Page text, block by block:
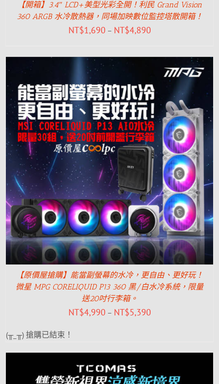
【開箱】3.4″ LCD+美型光彩全開！利民 Grand Vision
360 ARGB 水冷散熱器，同場加映數位監控塔散開箱！
NT$1,690 – NT$4,890
【原價屋搶購】能當副螢幕的水冷，更自由、更好玩！
微星 MPG CORELIQUID P13 360 黑/白水冷系統，限量
送20吋行李箱。
NT$4,990 – NT$5,390
(╥_╥) 搶購已結束！